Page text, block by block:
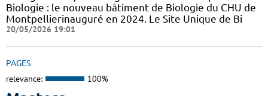
Biologie : le nouveau bâtiment de Biologie du CHU de
Montpellierinauguré en 2024. Le Site Unique de Bi
20/05/2026 19:01
PAGES
relevance: 100%